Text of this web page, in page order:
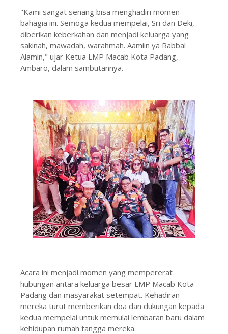
"Kami sangat senang bisa menghadiri momen
bahagia ini. Semoga kedua mempelai, Sri dan Deki,
diberikan keberkahan dan menjadi keluarga yang
sakinah, mawadah, warahmah. Aamiin ya Rabbal
Alamin," ujar Ketua LMP Macab Kota Padang,
Ambaro, dalam sambutannya.
Acara ini menjadi momen yang mempererat
hubungan antara keluarga besar LMP Macab Kota
Padang dan masyarakat setempat. Kehadiran
mereka turut memberikan doa dan dukungan kepada
kedua mempelai untuk memulai lembaran baru dalam
kehidupan rumah tangga mereka.